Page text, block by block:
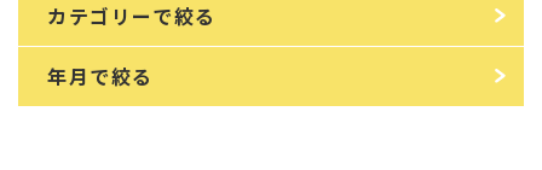
カテゴリーで絞る
年月で絞る